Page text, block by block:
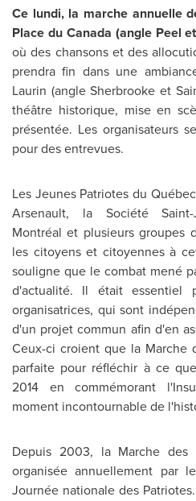
Ce lundi, la marche annuelle
Place du Canada (angle Peel
où des chansons et des
prendra fin dans une
Laurin (angleSherbrooke et
théâtre historique, mise en
présentée. Les organisateurs
pour des entrevues.
Les Jeunes Patriotes du
Arsenault, la Société
Montréal et plusieurs
les citoyens et citoyennes à
souligne que le combat mené
d'actualité. Il était essentiel
organisatrices, qui sont
d'un projet commun afin d'en
Ceux-ci croient que la Marche
parfaite pour réfléchir à ce
2014 en commémorant
moment incontournable de
Depuis 2003, la Marche
organisée annuellement par
Journée nationale des